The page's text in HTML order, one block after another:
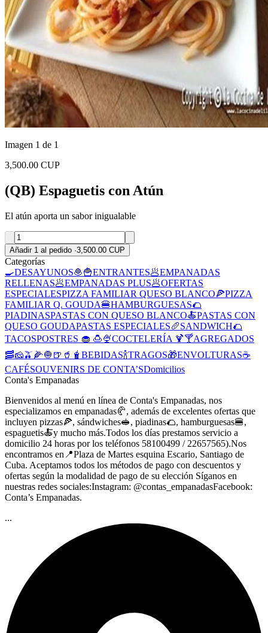
Imagen 1 de 1
3,500.00 CUP
(QB) Espaguetis con Atún
El atún aporta un sabor inigualable
Añadir 1 al pedido ·3,500.00 CUP
Categorías
🍳DESAYUNOS🧆🍟ENTRANTES🥟EMPANADAS
RELLENAS🥟EMPANADAS PLUS🥟OFERTAS
ESPECIALESPIZZA FAMILIAR QUESO BLANCO🍕PIZZA
FAMILIAR Q. GOUDA🍔HAMBURGUESAS🌮
PIADINASPASTAS CON QUESO BLANCO🍝PASTAS CON
QUESO GOUDAPASTAS ESPECIALES🥖SANDWICH🌮
TACOSPOSTRES 🧁 🍮🍨COCTELERÍA 🍹🍸AGREGADOS
🥓🧀🫒🌽🧅 🍺🥤🧋BEBIDAS🍾TRAGOS🎁ENVOLTURAS☕️
CAFÉSOUVENIRS DE CONTA’SDomicilios
Conta's Empanadas
Bienvenidos al menú en línea de Conta's Empanadas, nos
especializamos en empanadas🥐, además de excelentes ofertas que
incluyen pizzas🍕, sándwiches🥪, piadinas🌮, hamburguesas🍔,
espaguetis🍝y mucho más.Todos los días prestamos servicio a
domicilio 24 horas por los teléfonos 58100499 / 22657565).Nos
encontramos en📍Plaza de Martes esquina Escario, Santiago de
Cuba. Aceptamos todos los métodos de pago con descuentos y
ofertas según la modalidad de pago de su elección Síganos en
nuestras redes sociales:Instagram: @contas_empanadasFacebook:
Conta’s Empanadas.
...